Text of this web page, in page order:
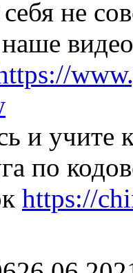
не
и учите
по
https://